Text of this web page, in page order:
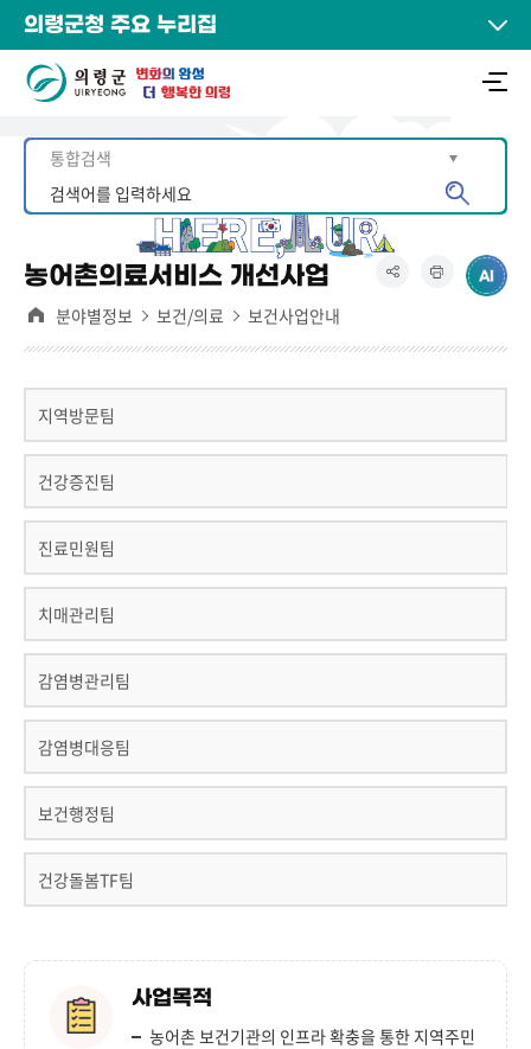
의령군청 주요 누리집
농어촌의료서비스 개선사업
분야별정보 보건/의료 보건사업안내
지역방문팀
건강증진팀
진료민원팀
치매관리팀
감염병관리팀
감염병대응팀
보건행정팀
건강돌봄TF팀
사업목적
농어촌 보건기관의 인프라 확충을 통한 지역주민